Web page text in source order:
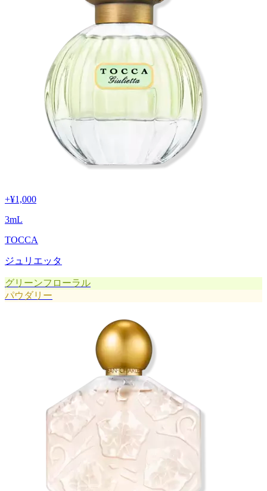
+¥1,000
3mL
TOCCA
ジュリエッタ
グリーンフローラル
パウダリー